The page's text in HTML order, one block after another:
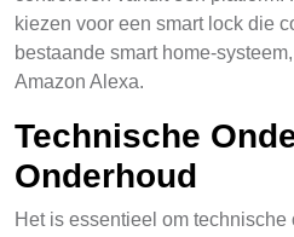
kiezen voor een smart lock die
bestaande smart home-
Amazon Alexa.
Technische
Onderhoud
Het is essentieel om